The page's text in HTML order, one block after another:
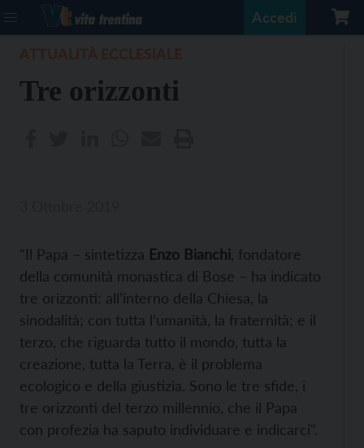
Accedi
Tre orizzonti
"Il Papa – sintetizza Enzo Bianchi , fondatore
della comunità monastica di Bose – ha indicato
tre orizzonti: all’interno della Chiesa, la
sinodalità; con tutta l’umanità, la fraternità; e il
terzo, che riguarda tutto il mondo, tutta la
creazione, tutta la Terra, è il problema
ecologico e della giustizia. Sono le tre sfide, i
tre orizzonti del terzo millennio, che il Papa
con profezia ha saputo individuare e indicarci".